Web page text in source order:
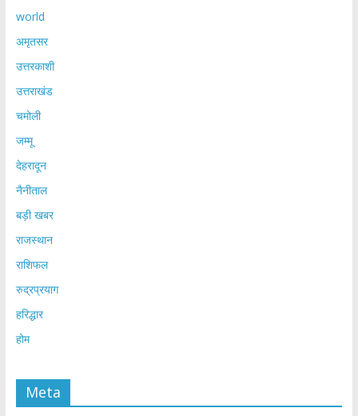
world
अमृतसर
उत्तरकाशी
उत्तराखंड
चमोली
जम्मू
देहरादून
नैनीताल
बड़ी खबर
राजस्थान
राशिफल
रुद्रप्रयाग
हरिद्धार
होम
Meta